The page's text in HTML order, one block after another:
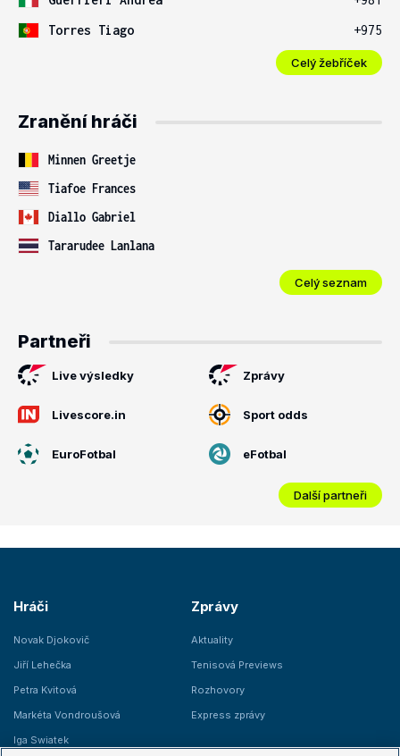
Torres Tiago
+975
Celý žebříček
Zranění hráči
Minnen Greetje
Tiafoe Frances
Diallo Gabriel
Tararudee Lanlana
Celý seznam
Partneři
Live výsledky Zprávy
Livescore.in Sport odds
EuroFotbal eFotbal
Další partneři
Hráči
Novak Djokovič
Jiří Lehečka
Petra Kvitová
Markéta Vondroušová
Iga Swiatek
Zprávy
Aktuality
Tenisová Previews
Rozhovory
Express zprávy